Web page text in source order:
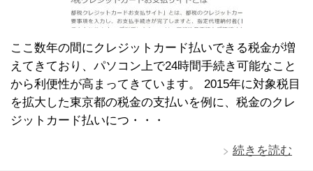
ここ数年の間にクレジットカード払いできる税金が増
えてきており、パソコン上で24時間手続き可能なこと
から利便性が高まってきています。 2015年に対象税目
を拡大した東京都の税金の支払いを例に、税金のクレ
ジットカード払いにつ・・・
続きを読む